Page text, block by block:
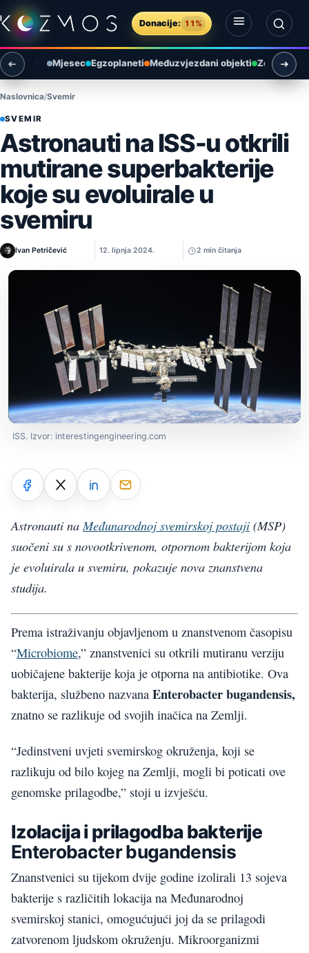
Preskoči na sadržaj
Donacije: 11%
Otvori izbornik
Otvori pretragu
Mjesec Egzoplaneti Međuzvjezdani objekti Zemlja i
Naslovnica Svemir
SVEMIR
Astronauti na ISS-u otkrili
mutirane superbakterije
koje su evoluirale u
svemiru
Ivan Petričević 12. lipnja 2024. 2 min čitanja
ISS. Izvor: interestingengineering.com
Astronauti naMeđunarodnoj svemirskoj postaji (MSP)
suočeni su s novootkrivenom, otpornom bakterijom koja
je evoluirala u svemiru, pokazuje nova znanstvena
studija.
Prema istraživanju objavljenom u znanstvenom časopisu
“Microbiome,” znanstvenici su otkrili mutiranu verziju
uobičajene bakterije koja je otporna na antibiotike. Ova
bakterija, službeno nazvana Enterobacter bugandensis,
znatno se razlikuje od svojih inačica na Zemlji.
“Jedinstveni uvjeti svemirskog okruženja, koji se
razlikuju od bilo kojeg na Zemlji, mogli bi poticati ove
genomske prilagodbe,” stoji u izvješću.
Izolacija i prilagodba bakterije
Enterobacter bugandensis
Znanstvenici su tijekom dvije godine izolirali 13 sojeva
bakterije s različitih lokacija na Međunarodnoj
svemirskoj stanici, omogućujući joj da se prilagodi
zatvorenom ljudskom okruženju. Mikroorganizmi